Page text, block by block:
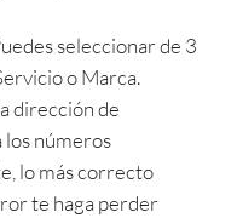
seleccionar de 3
o Marca.
dirección de
los números
lo más correcto
te haga perder